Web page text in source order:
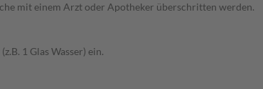
mit einem Arzt oder Apotheker überschritten werden.
1 Glas Wasser) ein.